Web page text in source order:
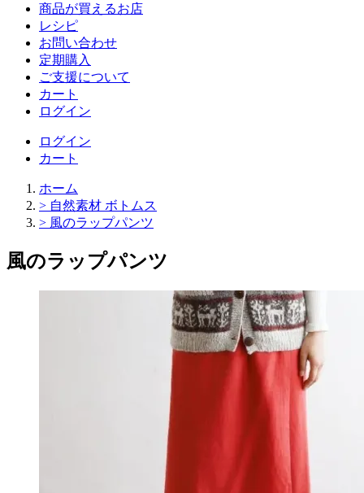
商品が買えるお店
レシピ
お問い合わせ
定期購入
ご支援について
カート
ログイン
ログイン
カート
ホーム
> 自然素材 ボトムス
> 風のラップパンツ
風のラップパンツ